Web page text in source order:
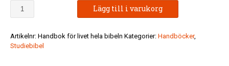
Handbok
-
Hela
Lägg till i varukorg
Artikelnr: Handbok för livet hela bibeln Kategorier: Handböcker,
Studiebibel